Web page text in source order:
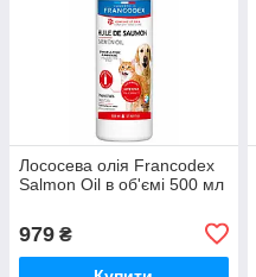
Лососева олія Francodex
Salmon Oil в об'ємі 500 мл
979 ₴